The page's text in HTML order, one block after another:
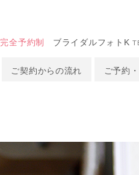
完全予約制 ブライダルフォトK
ご契約からの流れ ご予約